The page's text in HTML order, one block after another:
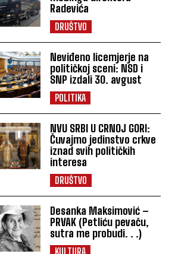
Radevića
DRUŠTVO
Neviđeno licemjerje na
političkoj sceni: NSD i
SNP izdali 30. avgust
POLITIKA
NVU SRBI U CRNOJ GORI:
Čuvajmo jedinstvo crkve
iznad svih političkih
interesa
DRUŠTVO
Desanka Maksimović –
PRVAK (Petliću pevaču,
sutra me probudi. . .)
KULTURA